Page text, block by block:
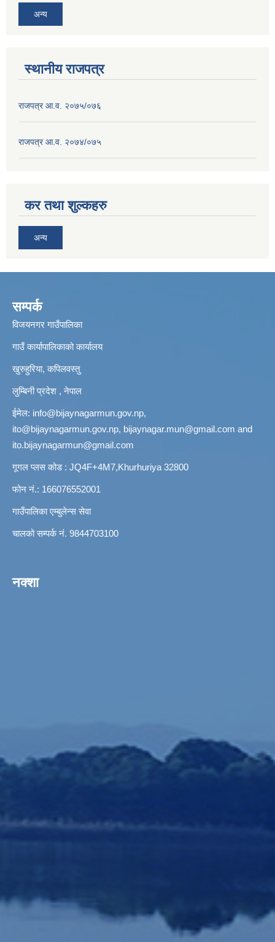
अन्य
स्थानीय राजपत्र
राजपत्र आ.व. २०७५/०७६
राजपत्र आ.व. २०७४/०७५
कर तथा शुल्कहरु
अन्य
सम्पर्क
विजयनगर गाउँपालिका
गाउँ कार्यापालिकाको कार्यालय
खुरुहुरिया, कपिलवस्तु
लुम्बिनी प्रदेश , नेपाल
ईमेल: info@bijaynagarmun.gov.np,
ito@bijaynagarmun.gov.np, bijaynagar.mun@gmail.com and
ito.bijaynagarmun@gmail.com
गूगल प्लस कोड : JQ4F+4M7,Khurhuriya 32800
फोन नं.: 166076552001
गाउँपालिका एम्बुलेन्स सेवा
चालको सम्पर्क नं. 9844703100
नक्शा